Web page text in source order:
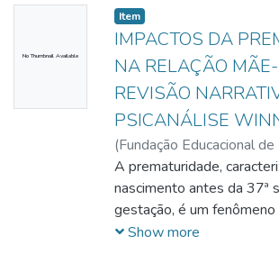
No Thumbnail Available
Item
IMPACTOS DA
NA RELAÇÃO
REVISÃO
PSICANÁLISE
(Fundação Educacional de
10-03)Calheiros, Ana
Cinthya Brasileiro da;
de;Souza, Íris Almeida;
Costa
A prematuridade,
nascimento antes da 37ª
gestação, é um fenômeno
principal causa de
Show more